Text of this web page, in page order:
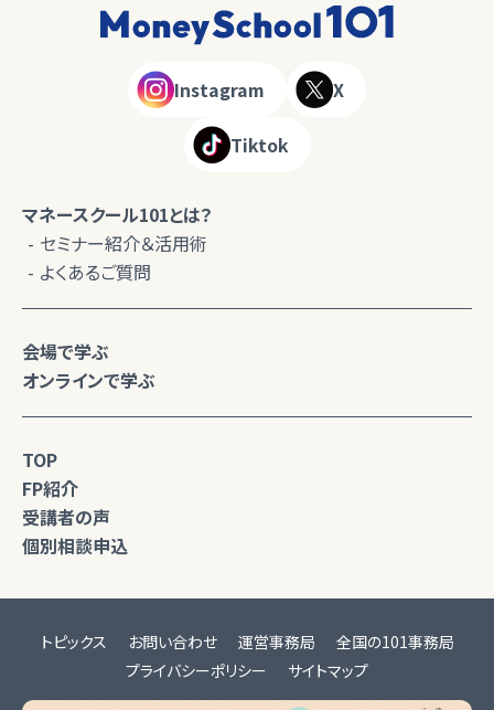
Instagram X
Tiktok
マネースクール101とは？
セミナー紹介＆活用術
よくあるご質問
会場で学ぶ
オンラインで学ぶ
TOP
FP紹介
受講者の声
個別相談申込
トピックス お問い合わせ 運営事務局
全国の101事務局
プライバシーポリシー
サイトマップ